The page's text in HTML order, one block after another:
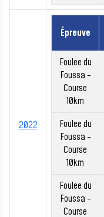
2022
Épreuve
Foulee du
Foussa -
Course
10km
Foulee du
Foussa -
Course
10km
Foulee du
Foussa -
Course